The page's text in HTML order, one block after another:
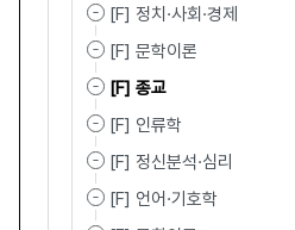
[F] 정치·사회·경제
[F] 문학이론
[F] 종교
[F] 인류학
[F] 정신분석·심리
[F] 언어·기호학